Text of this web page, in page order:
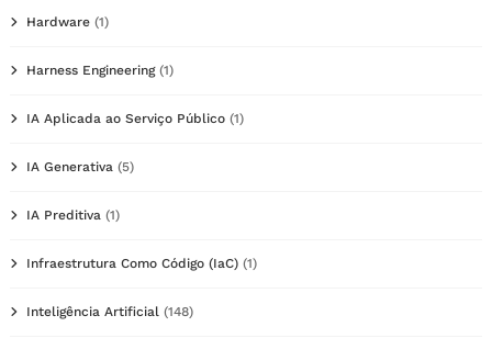
Hardware (1)
Harness Engineering(1)
IA Aplicada ao Serviço Público (1)
IA Generativa (5)
IA Preditiva (1)
Infraestrutura Como Código (IaC) (1)
Inteligência Artificial (148)